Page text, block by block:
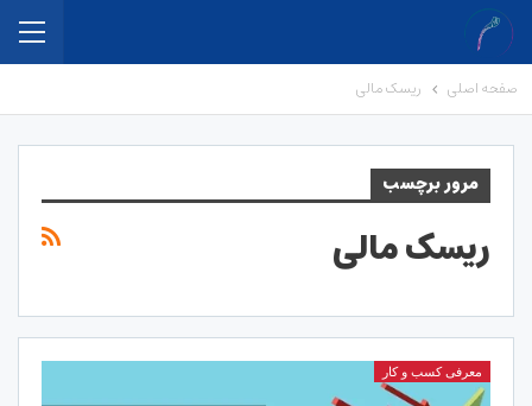
صفحه اصلی ریسک مالی
مرور برچسب
ریسک مالی
معرفی کسب و کار